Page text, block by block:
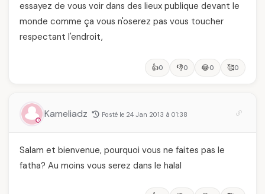
essayez de vous voir dans des lieux publique devant le
monde comme ça vous n'oserez pas vous toucher
respectant l'endroit,
👍0 👎0 😂0 🥰0
Kameliadz Posté le 24 Jan 2013 à 01:38
Salam et bienvenue, pourquoi vous ne faites pas le
fatha? Au moins vous serez dans le halal